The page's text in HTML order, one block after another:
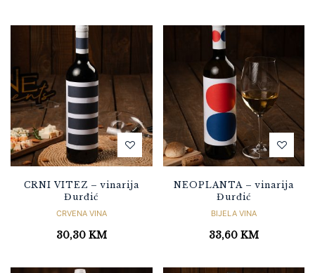
CRNI VITEZ – vinarija
Đurđić
CRVENA VINA
30,30 KM
NEOPLANTA – vinarija
Đurđić
BIJELA VINA
33,60 KM